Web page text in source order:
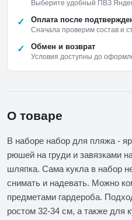
Выберите удобный ПВЗ
Оплата после
Сначала проверим состав и
Обмен и возврат
Условия доступны до
О товаре
В наборе набор для пляжа -
рюшей на груди и завязками
шляпка. Сама кукла в набор
снимать и надевать. Можно
предметами гардероба.
ростом 32-34 см, а также для